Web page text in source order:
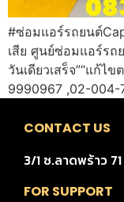
#ซ่อมแอร์รถยนต์
เสีย ศูนย์ซ่อมแอร์รถ
วันเดียวเสร็จ”“แก้ไ
9990967 ,02-004-
CONTACT US
3/1 ซ.ลาดพร้าว
FOR SUPPORT